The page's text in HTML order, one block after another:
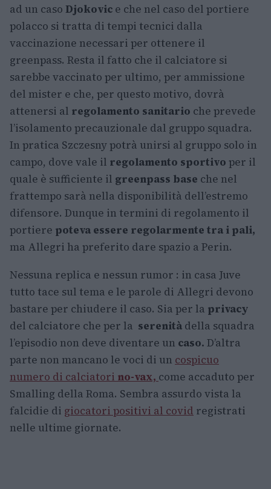
ad un caso Djokovic e che nel caso del portiere
polacco si tratta di tempi tecnici dalla
vaccinazione necessari per ottenere il
greenpass. Resta il fatto che il calciatore si
sarebbe vaccinato per ultimo, per ammissione
del mister e che, per questo motivo, dovrà
attenersi al regolamento sanitario che prevede
l’isolamento precauzionale dal gruppo squadra.
In pratica Szczesny potrà unirsi al gruppo solo in
campo, dove vale il regolamento sportivo per il
quale è sufficiente il greenpass base che nel
frattempo sarà nella disponibilità dell’estremo
difensore. Dunque in termini di regolamento il
portiere poteva essere regolarmente tra i pali,
ma Allegri ha preferito dare spazio a Perin.
Nessuna replica e nessun rumor : in casa Juve
tutto tace sul tema e le parole di Allegri devono
bastare per chiudere il caso. Sia per la privacy
del calciatore che per la serenità della squadra
l’episodio non deve diventare un caso. D’altra
parte non mancano le voci di un cospicuo
numero di calciatori no-vax, come accaduto per
Smalling della Roma. Sembra assurdo vista la
falcidie di giocatori positivi al covid registrati
nelle ultime giornate.